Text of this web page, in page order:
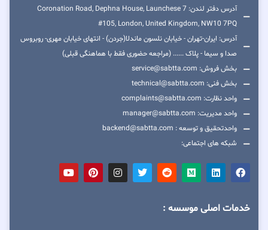
آدرس دفتر لندن: 7 Coronation Road, Dephna House, Launchese
#105, London, United Kingdom, NW10 7PQ
آدرس: ایران-تهران - خیابان نلسون ماندلا(جردن) - انتهای خیابان مهری- روبروس
صدا و سیما - پلاک ...... (مراجعه حضوری فقط با هماهنگی قبلی)
بخش فروش: service@sabtta.com
بخش فنی: technical@sabtta.com
واحد نظارت: complaints@sabtta.com
واحد مدیریت: manager@sabtta.com
واحدتحقیق و توسعه : backend@sabtta.com
شبکه های اجتماعی:
خدمات اصلی موسسه :